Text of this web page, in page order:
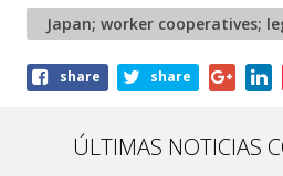
Japan; worker cooperatives;
Shareshare share
ÚLTIMAS NOTICIAS